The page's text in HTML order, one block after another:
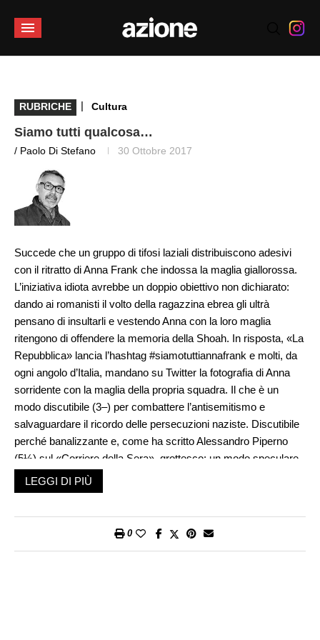
RUBRICHE | Cultura
Siamo tutti qualcosa…
/ Paolo Di Stefano 30 Ottobre 2017
Succede che un gruppo di tifosi laziali distribuiscono adesivi
con il ritratto di Anna Frank che indossa la maglia giallorossa.
L’iniziativa idiota avrebbe un doppio obiettivo non dichiarato:
dando ai romanisti il volto della ragazzina ebrea gli ultrà
pensano di insultarli e vestendo Anna con la loro maglia
ritengono di offendere la memoria della Shoah. In risposta, «La
Repubblica» lancia l’hashtag #siamotuttiannafrank e molti, da
ogni angolo d’Italia, mandano su Twitter la fotografia di Anna
sorridente con la maglia della propria squadra. Il che è un
modo discutibile (3–) per combattere l’antisemitismo e
salvaguardare il ricordo delle persecuzioni naziste. Discutibile
perché banalizzante e, come ha scritto Alessandro Piperno
(5½) sul «Corriere della Sera», grottesco: un modo speculare
e volgare di brandire il volto di Anna Frank con uno slogan di
bassa retorica. Per nostra fortuna non siamo tutti Anna Frank e
nostre case, ci espone al ridicolo, pur aiutando la nostra buona
LEGGI DI PIÙ
0